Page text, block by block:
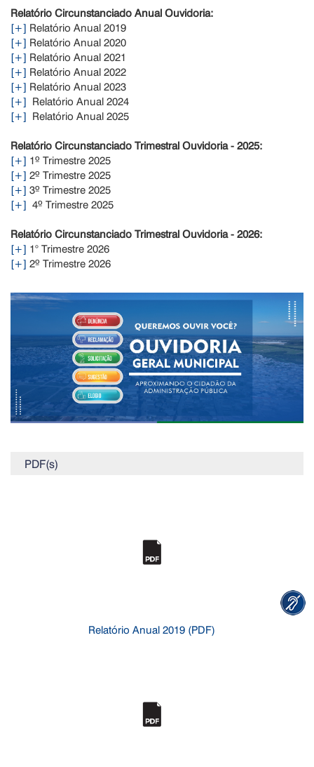
Relatório Circunstanciado Anual Ouvidoria:
[+] Relatório Anual 2019
[+] Relatório Anual 2020
[+] Relatório Anual 2021
[+] Relatório Anual 2022
[+] Relatório Anual 2023
[+] Relatório Anual 2024
[+] Relatório Anual 2025
Relatório Circunstanciado Trimestral Ouvidoria - 2025:
[+] 1º Trimestre 2025
[+] 2º Trimestre 2025
[+] 3º Trimestre 2025
[+] 4º Trimestre 2025
Relatório Circunstanciado Trimestral Ouvidoria - 2026:
[+] 1° Trimestre 2026
[+] 2º Trimestre 2026
PDF(s)
Relatório Anual 2019 (PDF)